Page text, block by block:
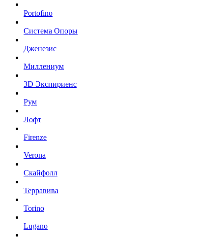
Portofino
Система Опоры
Дженезис
Миллениум
3D Экспириенс
Рум
Лофт
Firenze
Verona
Скайфолл
Терравива
Torino
Lugano